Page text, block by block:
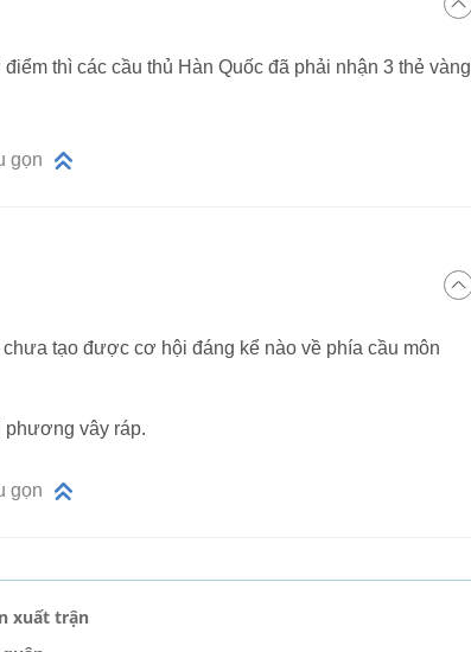
thì các cầu thủ Hàn Quốc đã phải nhận 3 thẻ vàng
gọn
tạo được cơ hội đáng kể nào về phía cầu môn
phương vây ráp.
gọn
xuất trận